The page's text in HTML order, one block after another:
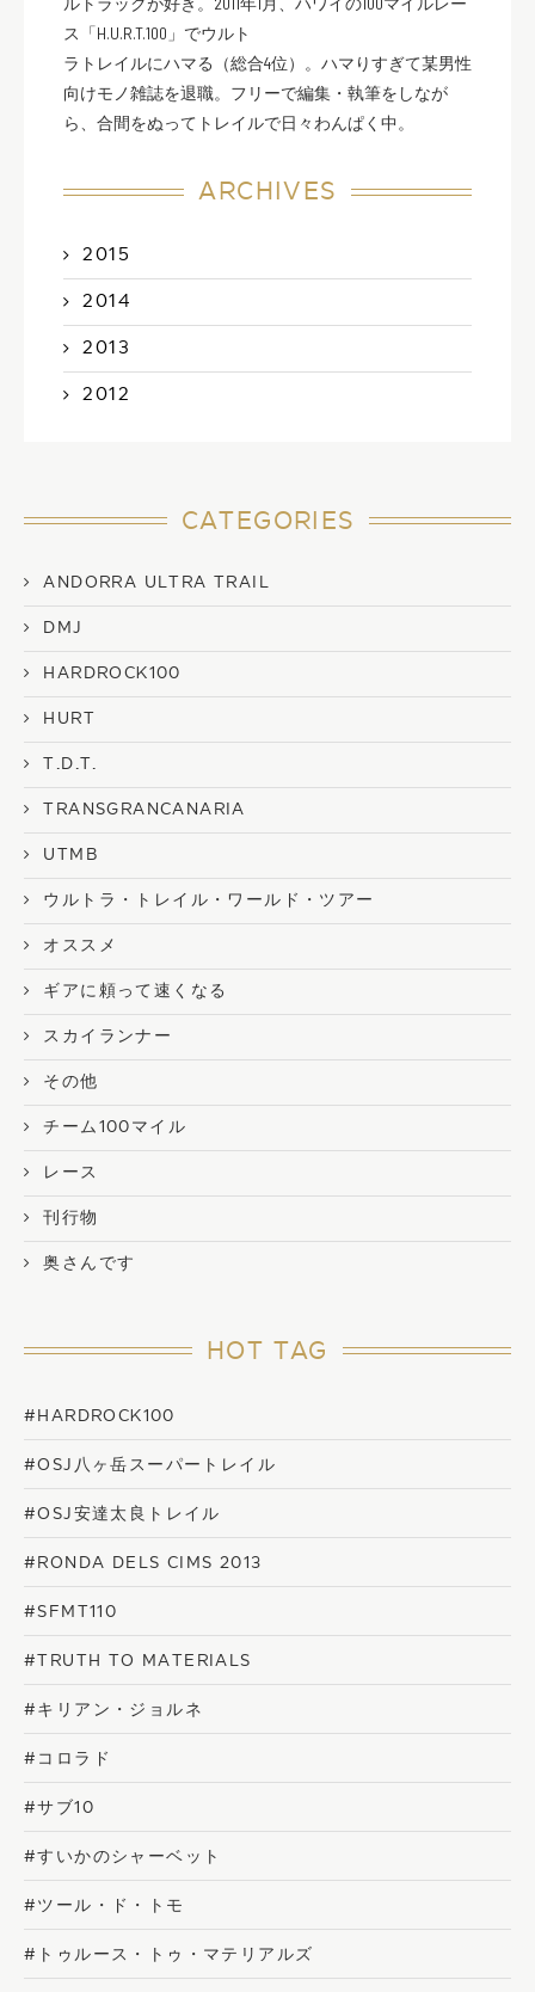
ス「H.U.R.T.100」でウルト
ラトレイルにハマる（総合4位）。ハマりすぎて某男性
向けモノ雑誌を退職。フリーで編集・執筆をしなが
ら、合間をぬってトレイルで日々わんぱく中。
ARCHIVES
2015
2014
2013
2012
CATEGORIES
ANDORRA ULTRA TRAIL
DMJ
HARDROCK100
HURT
T.D.T.
TRANSGRANCANARIA
UTMB
ウルトラ・トレイル・ワールド・ツアー
オススメ
ギアに頼って速くなる
スカイランナー
その他
チーム100マイル
レース
刊行物
奥さんです
HOT TAG
#HARDROCK100
#OSJ八ヶ岳スーパートレイル
#OSJ安達太良トレイル
#RONDA DELS CIMS 2013
#SFMT110
#TRUTH TO MATERIALS
#キリアン・ジョルネ
#コロラド
#サブ10
#すいかのシャーベット
#ツール・ド・トモ
#トゥルース・トゥ・マテリアルズ